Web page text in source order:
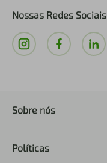
Nossas Redes Sociais
Sobre nós
Políticas